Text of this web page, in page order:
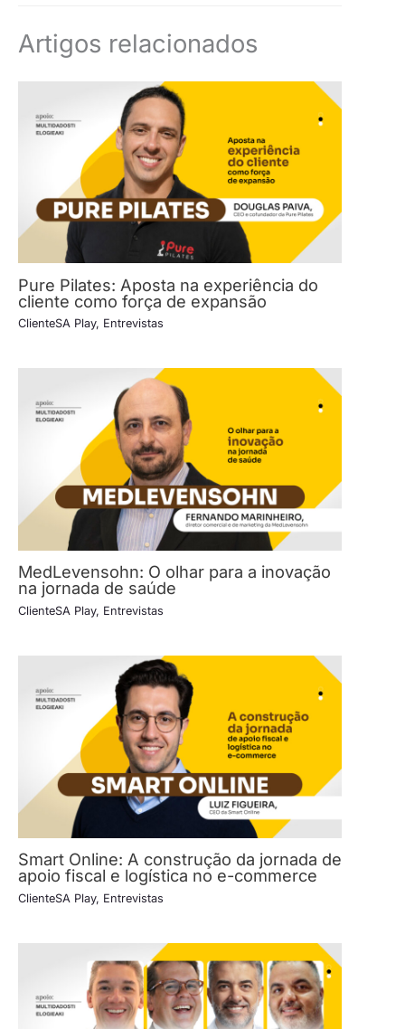
Artigos relacionados
Pure Pilates: Aposta na experiência do
cliente como força de expansão
ClienteSA Play, Entrevistas
MedLevensohn: O olhar para a inovação
na jornada de saúde
ClienteSA Play, Entrevistas
Smart Online: A construção da jornada de
apoio fiscal e logística no e-commerce
ClienteSA Play, Entrevistas